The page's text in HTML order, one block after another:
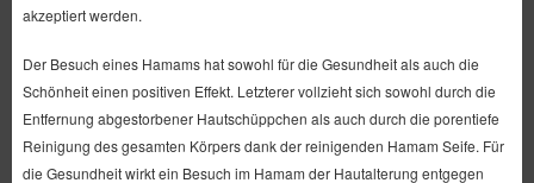
akzeptiert werden.
Der Besuch eines Hamams hat sowohl für die Gesundheit als auch die
Schönheit einen positiven Effekt. Letzterer vollzieht sich sowohl durch die
Entfernung abgestorbener Hautschüppchen als auch durch die porentiefe
Reinigung des gesamten Körpers dank der reinigenden Hamam Seife. Für
die Gesundheit wirkt ein Besuch im Hamam der Hautalterung entgegen